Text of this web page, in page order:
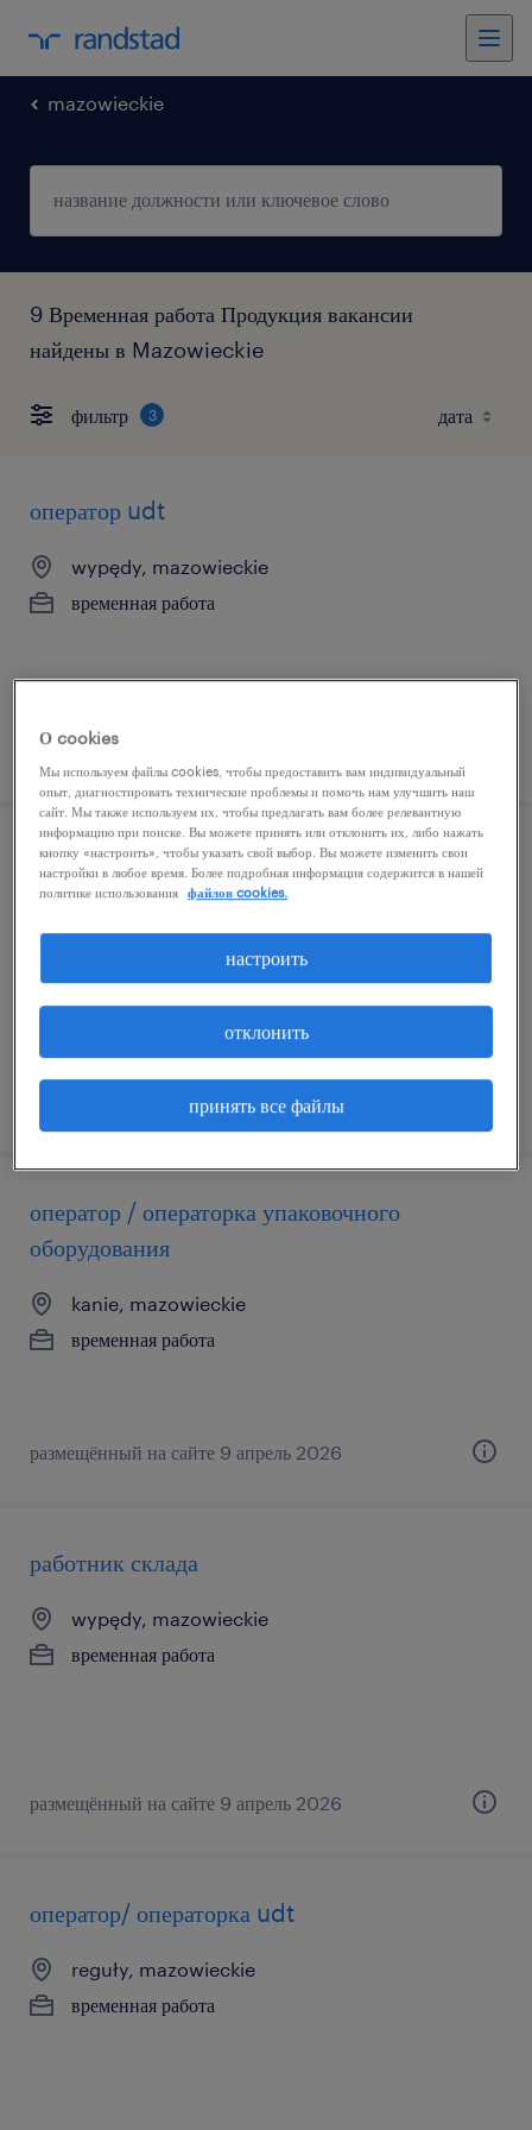
mazowieckie
9 Временная работа Продукция вакансии
найдены в Mazowieckie
фильтр 3
оператор udt
wypędy, mazowieckie
временная работа
размещённый на сайте 30 июль 2026
оператор машин
размещённый на сайте 19 июнь 2026
оператор / операторка упаковочного
оборудования
kanie, mazowieckie
временная работа
размещённый на сайте 9 апрель 2026
работник склада
wypędy, mazowieckie
временная работа
размещённый на сайте 9 апрель 2026
оператор/ операторка udt
reguły, mazowieckie
временная работа
О cookies
Мы используем файлы cookies, чтобы предоставить вам индивидуальный
опыт, диагностировать технические проблемы и помочь нам улучшить наш
сайт. Мы также используем их, чтобы предлагать вам более релевантную
информацию при поиске. Вы можете принять или отклонить их, либо нажать
кнопку «настроить», чтобы указать свой выбор. Вы можете изменить свои
настройки в любое время. Более подробная информация содержится в нашей
политике использования
файлов cookies.
принять все файлы
отклонить
настроить